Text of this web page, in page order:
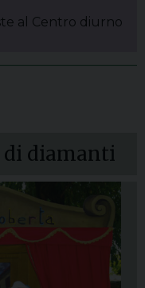
al Centro diurno
di diamanti